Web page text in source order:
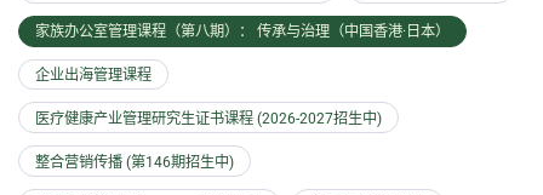
家族办公室管理课程（第八期）： 传承与治理（中国香港·日本）
企业出海管理课程
医疗健康产业管理研究生证书课程 (2026-2027招生中)
整合营销传播 (第146期招生中)